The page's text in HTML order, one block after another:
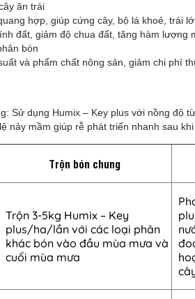
ăn trái
hợp, giúp cứng cây, bộ lá khoẻ, trái
đất, giảm độ chua đất, tăng hàm
bón
và phẩm chất nông sản, giảm chi phí
Sử dụng Humix – Key plus với nồng độ
nảy mầm giúp rễ phát triển nhanh sau khi
Trộn bón chung
Trộn 3-5kg Humix – Key
plus/ha/lần với các loại phân
khác bón vào đầu mùa mưa và
cuối mùa mưa